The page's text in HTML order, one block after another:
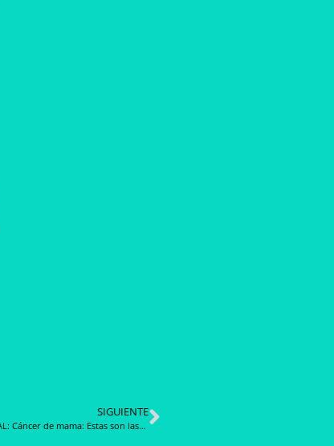
SIGUIENTE
REVISTA DIGITAL: Cáncer de mama: Estas son las mujeres que podrían estar en mayor riesgo de desarrollar la enfermedad